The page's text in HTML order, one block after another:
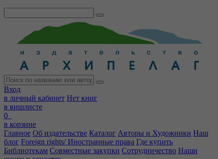
Вход
в личный кабинет Нет книг
в вишлисте
0
в корзине
Главное Об издательстве Каталог Авторы и Художники Наш
блог Foreign rights/ Иностранные права Где купить
Библиотекам Совместные закупки Сотрудничество Наши